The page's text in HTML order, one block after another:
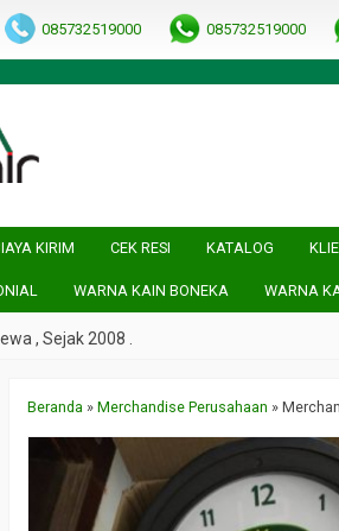
A
085732519000 085732519000
KIRIM CEK RESI KATALOG
WARNA KAIN BONEKA WARNA
2008 . Nabata Souvenir - Custom
Beranda »Merchandise Perusahaan »